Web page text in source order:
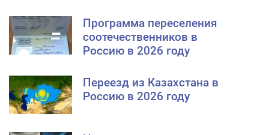
Программа переселения
соотечественников в
Россию в 2026 году
Переезд из Казахстана в
Россию в 2026 году